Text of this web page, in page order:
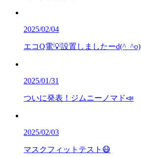
2025/02/04
エコQ電💡設置しましたーd(^_^o)
2025/01/31
ついに発表！ジムニーノマド📣
2025/02/03
マスクフィットテスト😷